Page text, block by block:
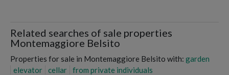
Related searches of sale properties
Montemaggiore Belsito
Properties for sale in Montemaggiore Belsito with: garden
elevator
cellar
from private individuals